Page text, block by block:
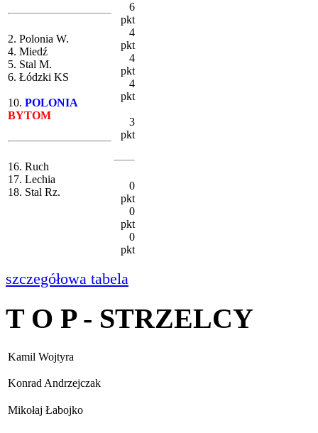
2. Polonia W.
4. Miedź
5. Stal M.
6. Łódzki KS
10. POLONIA
BYTOM
16. Ruch
17. Lechia
18. Stal Rz.
6
pkt
4
pkt
4
pkt
4
pkt
3
pkt
0
pkt
0
pkt
0
pkt
szczegółowa tabela
T O P - STRZELCY
Kamil Wojtyra
Konrad Andrzejczak
Mikołaj Łabojko